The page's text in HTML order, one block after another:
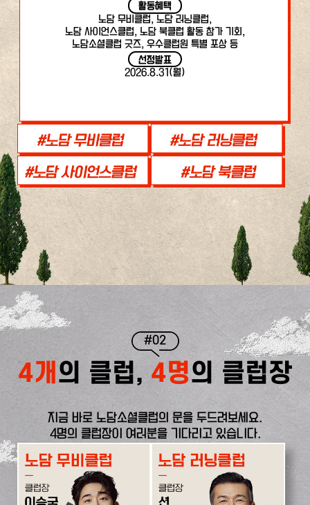
활동혜택
노담 무비클럽, 노담 러닝클럽,
노담 사이언스클럽, 노담 북클럽 활동 참가 기회,
노담소셜클럽 굿즈, 우수클럽원 특별 포상 등
선정발표
2026.8.31(월)
#02
4개 의 클럽, 4명의 클럽장
지금 바로 노담소셜클럽의 문을 두드려보세요.
4명의 클럽장이 여러분을 기다리고 있습니다.